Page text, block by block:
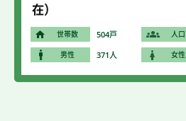
在）
世帯数 504戸 人口
男性 371人 女性